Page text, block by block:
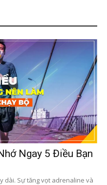
Ngay 5 Điều Bạn
dài. Sự tăng vọt adrenaline và